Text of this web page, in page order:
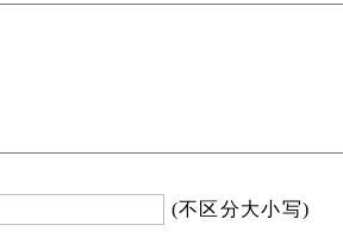
(不区分大小写)